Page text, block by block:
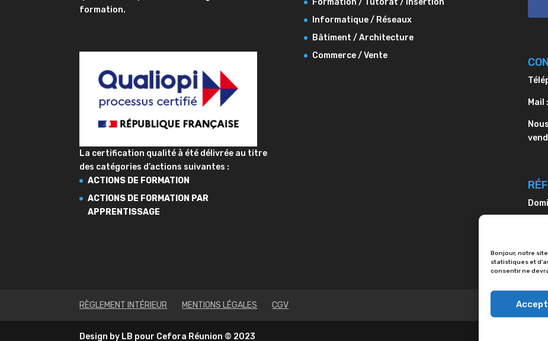
Bonjour, notre
statistiques et
consentir ne
formation.
La certification qualité à été délivrée au titre
des catégories d’actions suivantes :
ACTIONS DE FORMATION
ACTIONS DE FORMATION PAR
APPRENTISSAGE
Formation / Tutorat / Insertion
Informatique / Réseaux
Bâtiment / Architecture
Commerce / Vente
RÈGLEMENT INTÉRIEUR MENTIONS LÉGALES CGV
Design by LB pour Cefora Réunion © 2023